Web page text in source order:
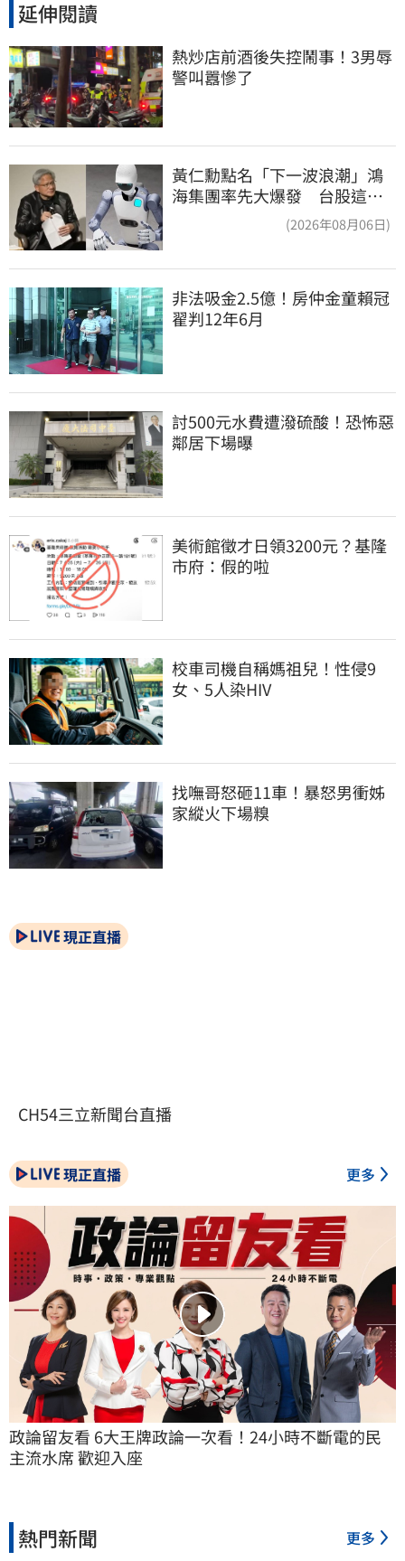
延伸閱讀
熱炒店前酒後失控鬧事！3男辱
警叫囂慘了
黃仁勳點名「下一波浪潮」鴻
海集團率先大爆發 台股這族
(2026年08月06日)
非法吸金2.5億！房仲金童賴冠
翟判12年6月
討500元水費遭潑硫酸！恐怖惡
鄰居下場曝
美術館徵才日領3200元？基隆
市府：假的啦
校車司機自稱媽祖兒！性侵9
女、5人染HIV
找嘸哥怒砸11車！暴怒男衝姊
家縱火下場糗
現正直播
CH54三立新聞台直播
現正直播 更多
政論留友看 6大王牌政論一次看！24小時不斷電的民
主流水席 歡迎入座
熱門新聞 更多